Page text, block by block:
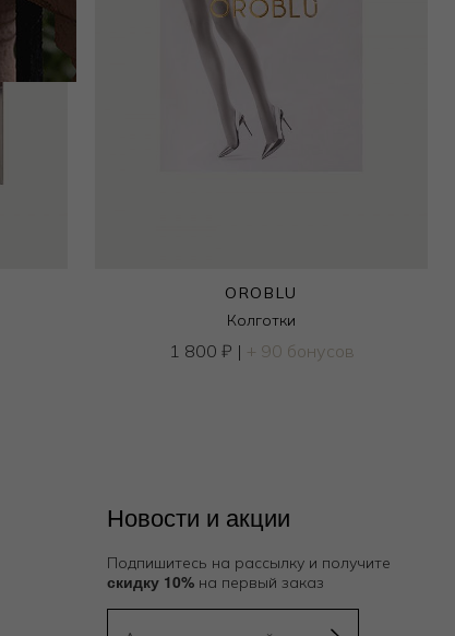
OROBLU
Колготки
1 800 ₽ | + 90 бонусов
Новости и акции
Подпишитесь на рассылку и получите
скидку 10%на первый заказ